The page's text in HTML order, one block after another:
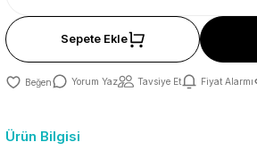
Sepete Ekle
Yorum Yaz Tavsiye Et Fiyat Alarmı
Ürün Bilgisi